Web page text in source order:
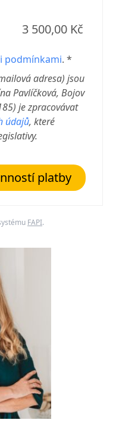
3 500,00 Kč
podmínkami. *
adresa) jsou
Pavlíčková, Bojov
je zpracovávat
údajů, které
platby
FAPI.